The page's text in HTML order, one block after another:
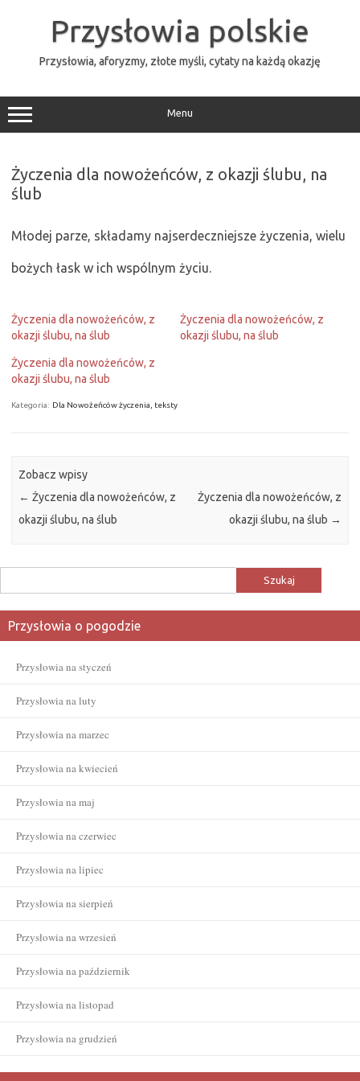
Przysłowia polskie
Przysłowia, aforyzmy, złote myśli, cytaty na każdą okazję
Menu
Życzenia dla nowożeńców, z okazji ślubu, na
ślub
Młodej parze, składamy najserdeczniejsze życzenia, wielu
bożych łask w ich wspólnym życiu.
Życzenia dla nowożeńców, z
okazji ślubu, na ślub
Życzenia dla nowożeńców, z
okazji ślubu, na ślub
Życzenia dla nowożeńców, z
okazji ślubu, na ślub
Kategoria: Dla Nowożeńców życzenia, teksty
Zobacz wpisy
← Życzenia dla nowożeńców, z
okazji ślubu, na ślub
Życzenia dla nowożeńców, z
okazji ślubu, na ślub →
Przysłowia o pogodzie
Przysłowia na styczeń
Przysłowia na luty
Przysłowia na marzec
Przysłowia na kwiecień
Przysłowia na maj
Przysłowia na czerwiec
Przysłowia na lipiec
Przysłowia na sierpień
Przysłowia na wrzesień
Przysłowia na październik
Przysłowia na listopad
Przysłowia na grudzień